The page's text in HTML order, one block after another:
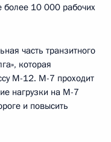
более 10 000 рабочих
часть транзитного
которая
М-12. М-7 проходит
нагрузки на М-7
и повысить